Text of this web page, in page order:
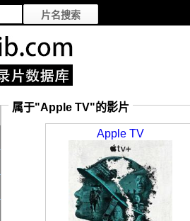
属于"Apple TV"的影片
Apple TV